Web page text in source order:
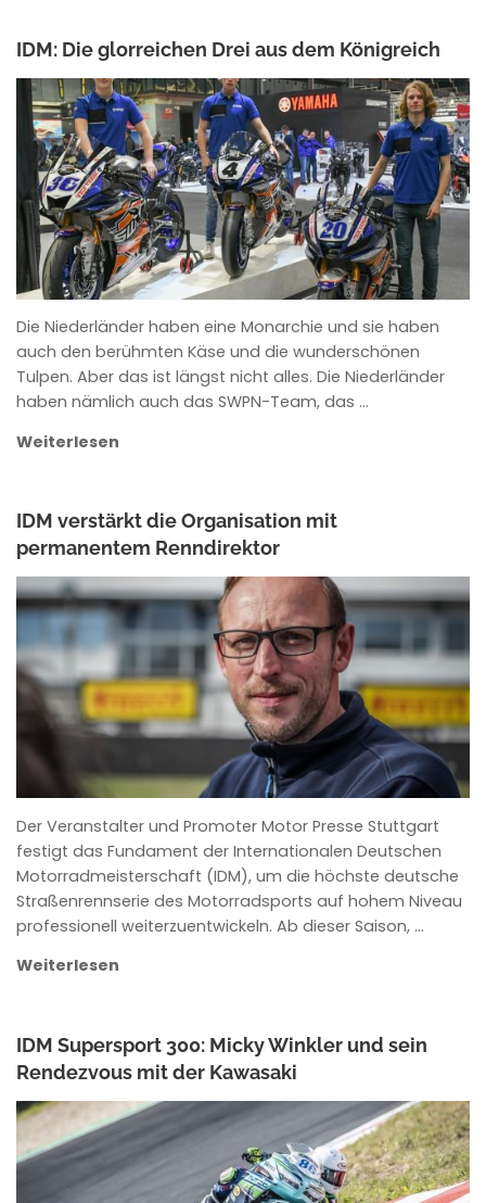
IDM: Die glorreichen Drei aus dem Königreich
ANKE WIECZOREK
Die Niederländer haben eine Monarchie und sie haben
auch den berühmten Käse und die wunderschönen
Tulpen. Aber das ist längst nicht alles. Die Niederländer
haben nämlich auch das SWPN-Team, das …
Weiterlesen
IDM verstärkt die Organisation mit
permanentem Renndirektor
ANKE WIECZOREK
Der Veranstalter und Promoter Motor Presse Stuttgart
festigt das Fundament der Internationalen Deutschen
Motorradmeisterschaft (IDM), um die höchste deutsche
Straßenrennserie des Motorradsports auf hohem Niveau
professionell weiterzuentwickeln. Ab dieser Saison, …
Weiterlesen
IDM Supersport 300: Micky Winkler und sein
Rendezvous mit der Kawasaki
ANKE WIECZOREK